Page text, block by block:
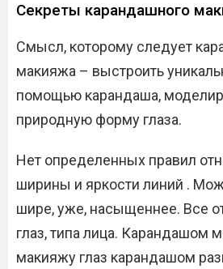
Секреты карандашного
Смысл, которому следует
макияжа – выстроить
помощью карандаша,
природную форму глаза.
Нет определенных правил
ширины и яркости линий .
шире, уже, насыщеннее. Все
глаз, типа лица. Карандашом
макияжу глаз карандашом